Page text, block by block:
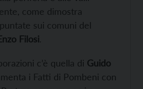
come dimostra
sui comuni del
Filosi.
c’è quella di Guido
i Fatti di Pombeni con